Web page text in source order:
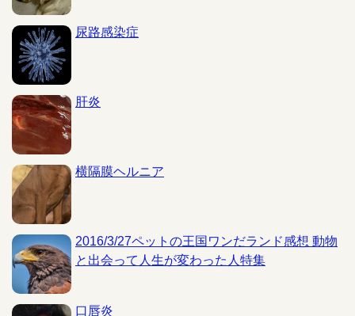
尿路感染症
肝炎
横隔膜ヘルニア
2016/3/27ペットの王国ワンだランド感想 動物
と出会って人生が変わった人特集
口唇炎